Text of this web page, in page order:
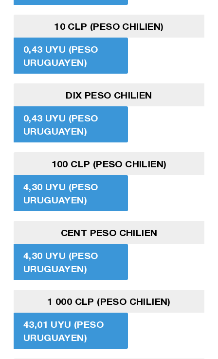
10 CLP (PESO CHILIEN)
0,43 UYU (PESO
URUGUAYEN)
DIX PESO CHILIEN
0,43 UYU (PESO
URUGUAYEN)
100 CLP (PESO CHILIEN)
4,30 UYU (PESO
URUGUAYEN)
CENT PESO CHILIEN
4,30 UYU (PESO
URUGUAYEN)
1 000 CLP (PESO CHILIEN)
43,01 UYU (PESO
URUGUAYEN)